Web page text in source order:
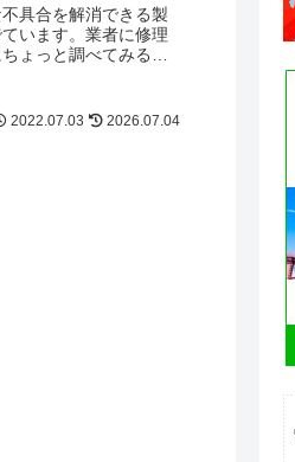
具合を解消できる製
います。業者に修理
ょっと調べてみる
得しましょう。
2022.07.03 2026.07.04